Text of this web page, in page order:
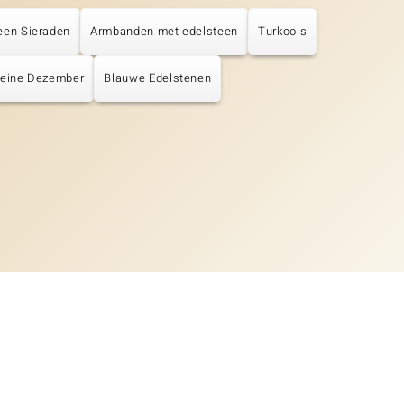
Sieraden Armbanden met edelsteen Turkoois
Dezember Blauwe Edelstenen